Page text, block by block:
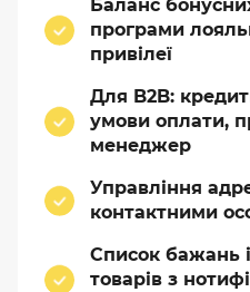
Баланс
програми
привілеї
Для B2B:
умови оплати,
менеджер
Управління
контактними
Список бажань
товарів з